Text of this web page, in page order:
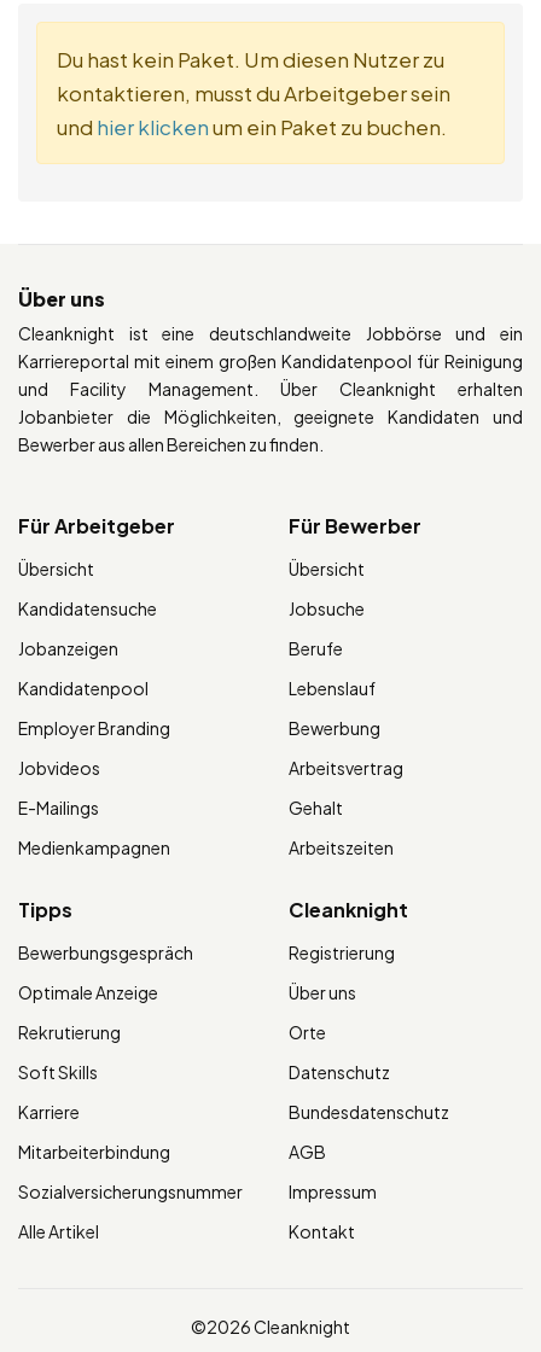
Du hast kein Paket. Um diesen Nutzer zu
kontaktieren, musst du Arbeitgeber sein
und hier klickenum ein Paket zu buchen.
Über uns
Cleanknight ist eine deutschlandweite Jobbörse und ein
Karriereportal mit einem großen Kandidatenpool für Reinigung
und Facility Management. Über Cleanknight erhalten
Jobanbieter die Möglichkeiten, geeignete Kandidaten und
Bewerber aus allen Bereichen zu finden.
Für Arbeitgeber
Übersicht
Kandidatensuche
Jobanzeigen
Kandidatenpool
Employer Branding
Jobvideos
E-Mailings
Medienkampagnen
Für Bewerber
Übersicht
Jobsuche
Berufe
Lebenslauf
Bewerbung
Arbeitsvertrag
Gehalt
Arbeitszeiten
Tipps
Bewerbungsgespräch
Optimale Anzeige
Rekrutierung
Soft Skills
Karriere
Mitarbeiterbindung
Sozialversicherungsnummer
Alle Artikel
Cleanknight
Registrierung
Über uns
Orte
Datenschutz
Bundesdatenschutz
AGB
Impressum
Kontakt
©2026 Cleanknight